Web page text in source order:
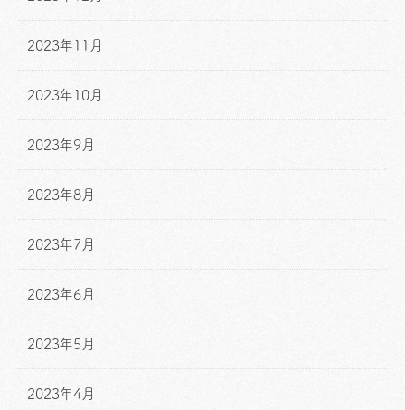
2023年11月
2023年10月
2023年9月
2023年8月
2023年7月
2023年6月
2023年5月
2023年4月